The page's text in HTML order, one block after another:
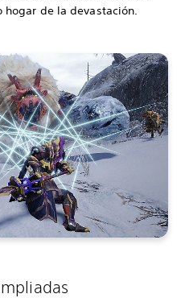
hogar de la devastación.